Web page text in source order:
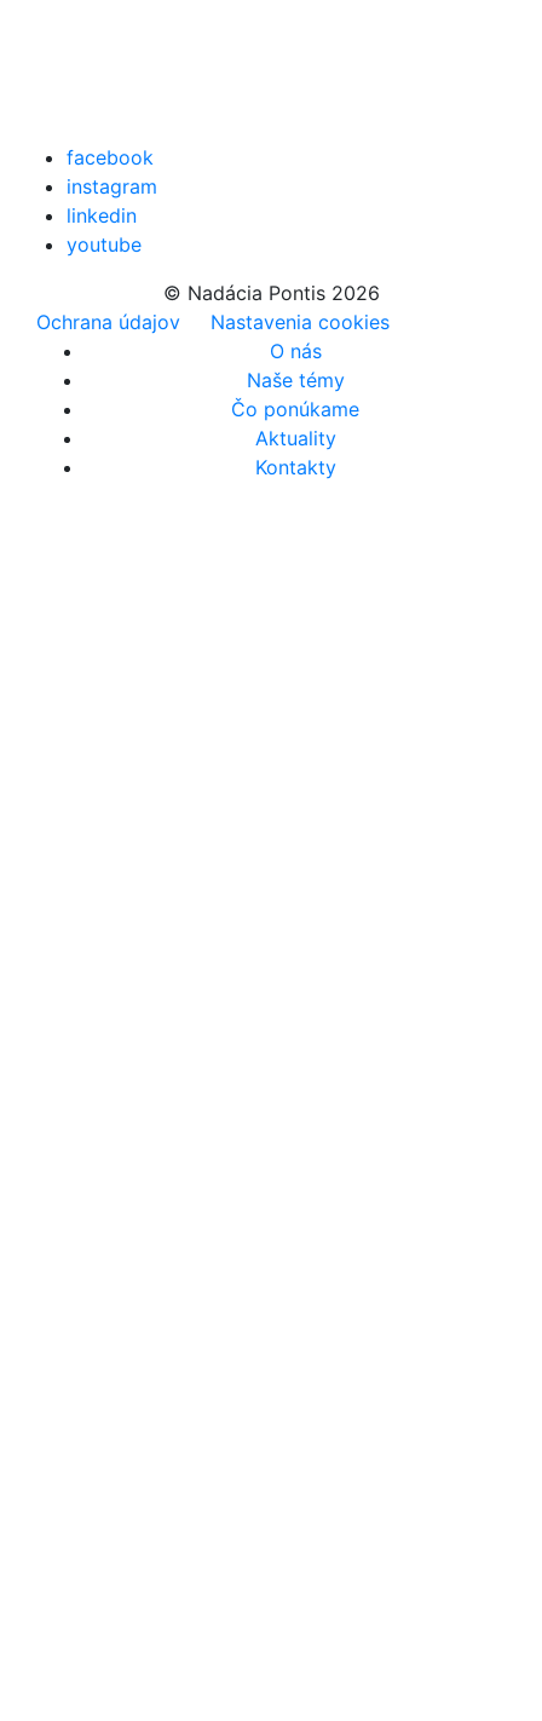
facebook
instagram
linkedin
youtube
© Nadácia Pontis 2026
Ochrana údajov
Nastavenia cookies
O nás
Naše témy
Čo ponúkame
Aktuality
Kontakty